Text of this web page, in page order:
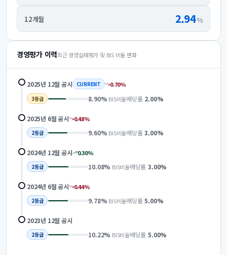
12개월 2.94%
경영평가 이력최근 경영실태평가 및 BIS 비율 변화
2025년 12월 공시 CURRENT 0.70%
3등급 8.90% BIS비율배당률 2.00%
2025년 6월공시 0.48%
2등급 9.60% BIS비율배당률 3.00%
2024년 12월 공시 0.30%
2등급 10.08% BIS비율배당률 3.00%
2024년 6월공시 0.44%
2등급 9.78% BIS비율배당률 5.00%
2023년 12월 공시
2등급 10.22% BIS비율배당률 5.00%